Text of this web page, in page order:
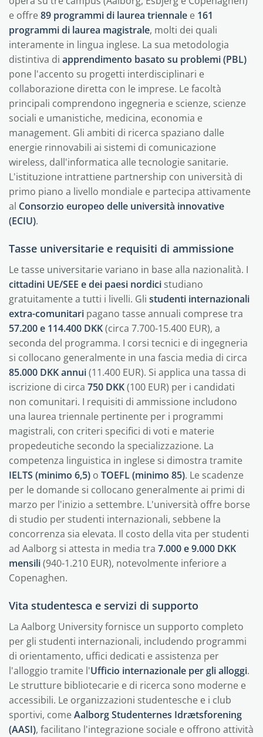
e offre89 programmi di laurea triennale e 161
programmi di laurea magistrale, molti dei quali
interamente in lingua inglese. La sua metodologia
distintiva di apprendimento basato su problemi (PBL)
pone l'accento su progetti interdisciplinari e
collaborazione diretta con le imprese. Le facoltà
principali comprendono ingegneria e scienze, scienze
sociali e umanistiche, medicina, economia e
management. Gli ambiti di ricerca spaziano dalle
energie rinnovabili ai sistemi di comunicazione
wireless, dall'informatica alle tecnologie sanitarie.
L'istituzione intrattiene partnership con università di
primo piano a livello mondiale e partecipa attivamente
al Consorzio europeo delle università innovative
(ECIU).
Tasse universitarie e requisiti di ammissione
Le tasse universitarie variano in base alla nazionalità. I
cittadini UE/SEE e dei paesi nordici studiano
gratuitamente a tutti i livelli. Gli studenti internazionali
extra-comunitari pagano tasse annuali comprese tra
57.200 e 114.400 DKK(circa 7.700-15.400 EUR), a
seconda del programma. I corsi tecnici e di ingegneria
si collocano generalmente in una fascia media di circa
85.000 DKK annui(11.400 EUR). Si applica una tassa di
iscrizione di circa 750 DKK(100 EUR) per i candidati
non comunitari. I requisiti di ammissione includono
una laurea triennale pertinente per i programmi
magistrali, con criteri specifici di voti e materie
propedeutiche secondo la specializzazione. La
competenza linguistica in inglese si dimostra tramite
IELTS (minimo 6,5) o TOEFL (minimo 85). Le scadenze
per le domande si collocano generalmente ai primi di
marzo per l'inizio a settembre. L'università offre borse
di studio per studenti internazionali, sebbene la
concorrenza sia elevata. Il costo della vita per studenti
ad Aalborg si attesta in media tra 7.000 e 9.000 DKK
mensili(940-1.210 EUR), notevolmente inferiore a
Copenaghen.
Vita studentesca e servizi di supporto
La Aalborg University fornisce un supporto completo
per gli studenti internazionali, includendo programmi
di orientamento, uffici dedicati e assistenza per
l'alloggio tramite l'Ufficio internazionale per gli alloggi.
Le strutture bibliotecarie e di ricerca sono moderne e
accessibili. Le organizzazioni studentesche e i club
sportivi, comeAalborg Studenternes Idrætsforening
(AASI), facilitano l'integrazione sociale e offrono attività